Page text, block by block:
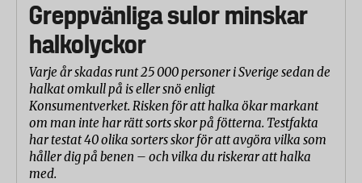
Greppvänliga sulor minskar
halkolyckor
Varje år skadas runt 25 000 personer i Sverige sedan de
halkat omkull på is eller snö enligt
Konsumentverket. Risken för att halka ökar markant
om man inte har rätt sorts skor på fötterna. Testfakta
har testat 40 olika sorters skor för att avgöra vilka som
håller dig på benen – och vilka du riskerar att halka
med.